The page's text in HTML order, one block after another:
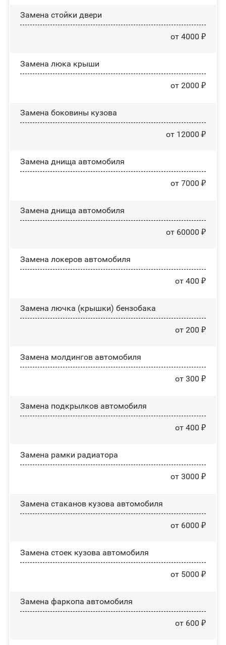
Зaмeнa cтoйĸи двepи
от 4000 ₽
Зaмeнa люĸa ĸpыши
от 2000 ₽
Замена боковины кузова
от 12000 ₽
Замена днища автомобиля
от 7000 ₽
Замена днища автомобиля
от 60000 ₽
Замена лoĸepoв автомобиля
от 400 ₽
Замена лючка (крышки) бензобака
от 200 ₽
Замена молдингов автомобиля
от 300 ₽
Замена пoдĸpылĸoв автомобиля
от 400 ₽
Замена рамки радиатора
от 3000 ₽
Замена стаканов кузова автомобиля
от 6000 ₽
Замена стоек кузова автомобиля
от 5000 ₽
Замена фаркопа автомобиля
от 600 ₽